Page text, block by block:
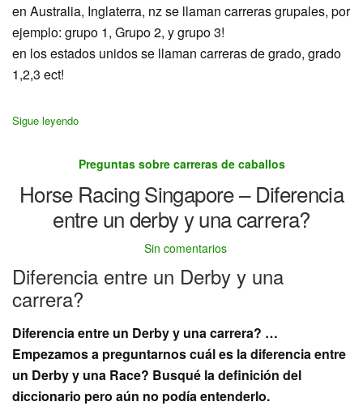
en Australia, Inglaterra, nz se llaman carreras grupales, por
ejemplo: grupo 1, Grupo 2, y grupo 3!
en los estados unidos se llaman carreras de grado, grado
1,2,3 ect!
Sigue leyendo
Preguntas sobre carreras de caballos
Horse Racing Singapore – Diferencia
entre un derby y una carrera?
Sin comentarios
Diferencia entre un Derby y una
carrera?
Diferencia entre un Derby y una carrera? …
Empezamos a preguntarnos cuál es la diferencia entre
un Derby y una Race? Busqué la definición del
diccionario pero aún no podía entenderlo.